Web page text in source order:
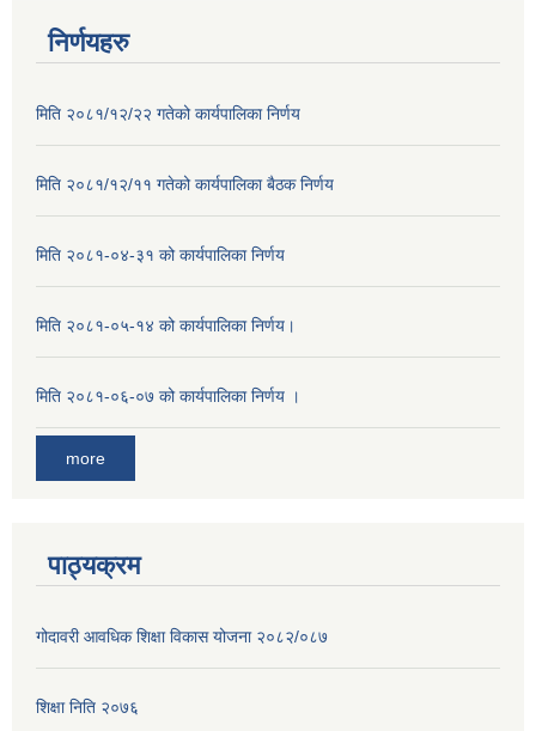
निर्णयहरु
मिति २०८१/१२/२२ गतेको कार्यपालिका निर्णय
मिति २०८१/१२/११ गतेको कार्यपालिका बैठक निर्णय
मिति २०८१-०४-३१ को कार्यपालिका निर्णय
मिति २०८१-०५-१४ को कार्यपालिका निर्णय।
मिति २०८१-०६-०७ को कार्यपालिका निर्णय ।
more
पाठ्यक्रम
गोदावरी आवधिक शिक्षा विकास योजना २०८२/०८७
शिक्षा निति २०७६